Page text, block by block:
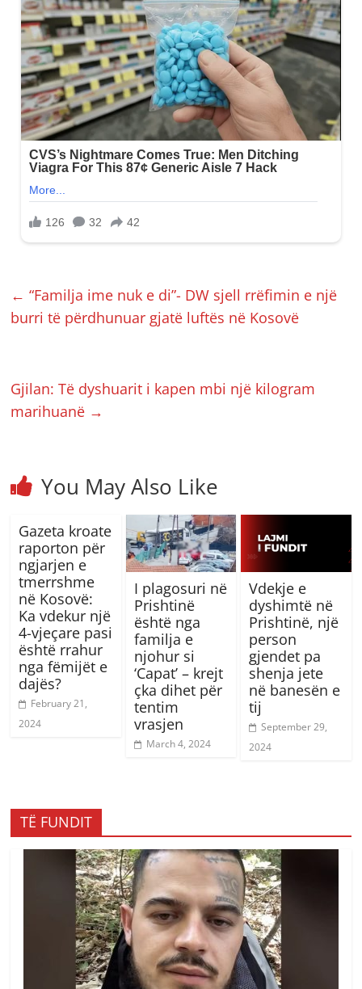
← “Familja ime nuk e di”- DW sjell rrëfimin e një
burri të përdhunuar gjatë luftës në Kosovë
Gjilan: Të dyshuarit i kapen mbi një kilogram
marihuanë →
You May Also Like
Gazeta kroate
raporton për
ngjarjen e
tmerrshme
në Kosovë:
Ka vdekur një
4-vjeçare pasi
është rrahur
nga fëmijët e
dajës?
February 21,
2024
I plagosuri në
Prishtinë
është nga
familja e
njohur si
‘Capat’ – krejt
çka dihet për
tentim
vrasjen
March 4, 2024
Vdekje e
dyshimtë në
Prishtinë, një
person
gjendet pa
shenja jete
në banesën e
tij
September 29,
2024
TË FUNDIT